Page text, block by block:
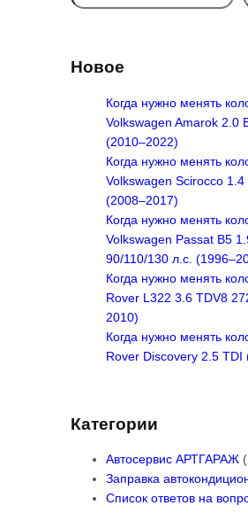
e
c
Новое
Когда нужно менять
Volkswagen Amarok 2.0
(2010–2022)
Когда нужно менять
Volkswagen Scirocco 1.4
(2008–2017)
Когда нужно менять
Volkswagen Passat B5
90/110/130 л.с.
Когда нужно менять
Rover L322 3.6 TDV8
2010)
Когда нужно менять
Rover Discovery 2.5 TDI
Категории
Автосервис АРТГАРАЖ
Заправка
Список ответов на